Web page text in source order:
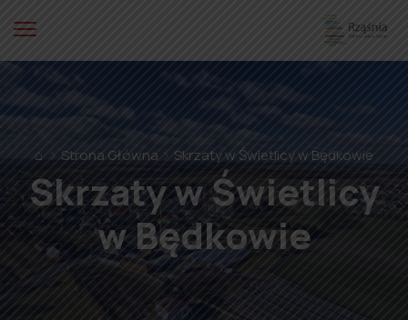
⌂ Strona Główna Skrzaty w Świetlicy w Będkowie
Skrzaty w Świetlicy
w Będkowie